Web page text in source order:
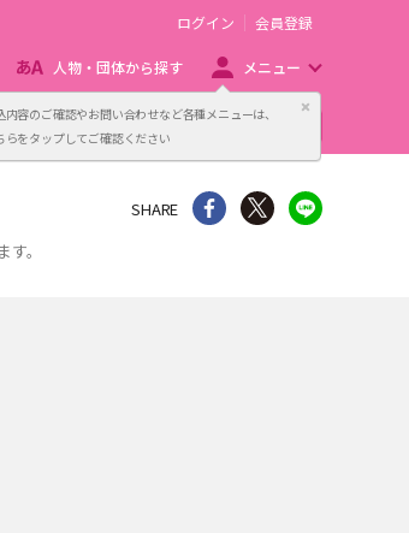
内容のご確認やお問い合わせなど各種メニューは、
らをタップしてご確認ください
閉じる
ログイン 会員登録
人物・団体から探す メニュー
主催者向け販売サービス
。
SHARE シェア Twitter